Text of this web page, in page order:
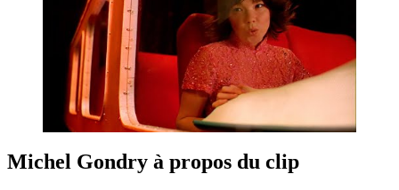
Michel Gondry à propos du clip